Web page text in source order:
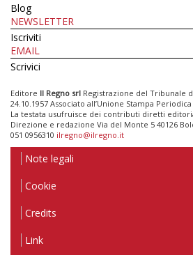
Blog
NEWSLETTER
Iscriviti
EMAIL
Scrivici
Editore Il Regno srl Registrazione del Tribunale
24.10.1957 Associato all’Unione Stampa
La testata usufruisce dei contributi diretti
Direzione e redazione Via del Monte 5 40126
051 0956310 ilregno@ilregno.it
Note legali
Cookie
Credits
Link